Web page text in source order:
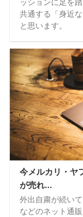
共通する「身近
と思います。
今メルカリ・ヤ
が売れ...
外出自粛が続い
などのネット通